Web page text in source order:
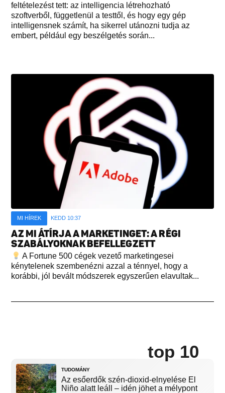
feltételezést tett: az intelligencia létrehozható
szoftverből, függetlenül a testtől, és hogy egy gép
intelligensnek számít, ha sikerrel utánozni tudja az
embert, például egy beszélgetés során...
MI HÍREK KEDD 10:37
AZ MI ÁTÍRJA A MARKETINGET: A RÉGI
SZABÁLYOKNAK BEFELLEGZETT
A Fortune 500 cégek vezető marketingesei
kénytelenek szembenézni azzal a ténnyel, hogy a
korábbi, jól bevált módszerek egyszerűen elavultak...
top 10
TUDOMÁNY
Az esőerdők szén-dioxid-elnyelése El
Niño alatt leáll – idén jöhet a mélypont